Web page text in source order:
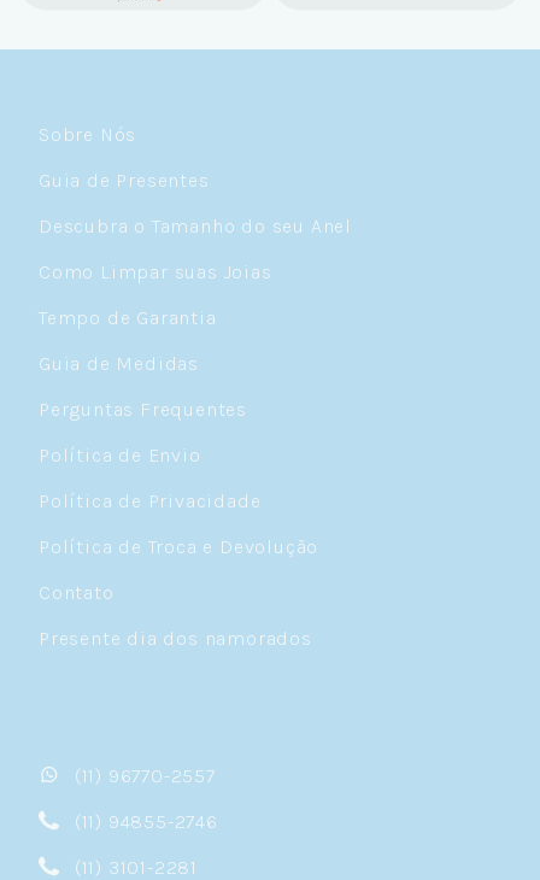
Sobre Nós
Guia de Presentes
Descubra o Tamanho do seu Anel
Como Limpar suas Joias
Tempo de Garantia
Guia de Medidas
Perguntas Frequentes
Política de Envio
Política de Privacidade
Política de Troca e Devolução
Contato
Presente dia dos namorados
(11) 96770-2557
(11) 94855-2746
(11) 3101-2281